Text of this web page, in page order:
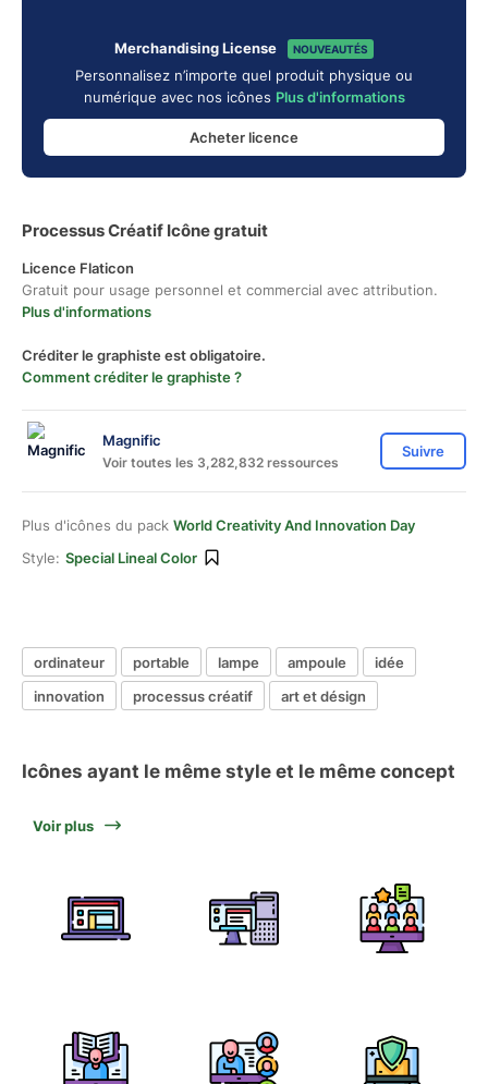
Merchandising License NOUVEAUTÉS
Personnalisez n’importe quel produit physique ou
numérique avec nos icônes Plus d'informations
Acheter licence
Processus Créatif Icône gratuit
Licence Flaticon
Gratuit pour usage personnel et commercial avec attribution.
Plus d'informations
Créditer le graphiste est obligatoire.
Comment créditer le graphiste ?
Magnific
Voir toutes les 3,282,832 ressources
Suivre
Plus d'icônes du pack World Creativity And Innovation Day
Style: Special Lineal Color
ordinateur portable lampe ampoule
idée
innovation
processus créatif art et désign
Icônes ayant le même style et le même concept
Voir plus